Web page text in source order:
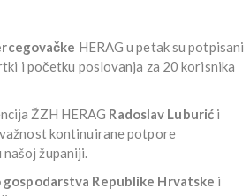
HERAG u petak su potpisani
i početku poslovanja za 20 korisnika
ŽZH HERAG Radoslav Luburić i
kontinuirane potpore
županiji.
Republike Hrvatske i